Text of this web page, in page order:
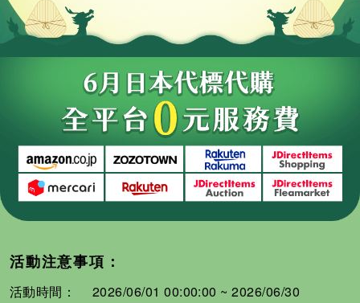
活動注意事項：
活動時間：
2026/06/01 00:00:00 ~ 2026/06/30